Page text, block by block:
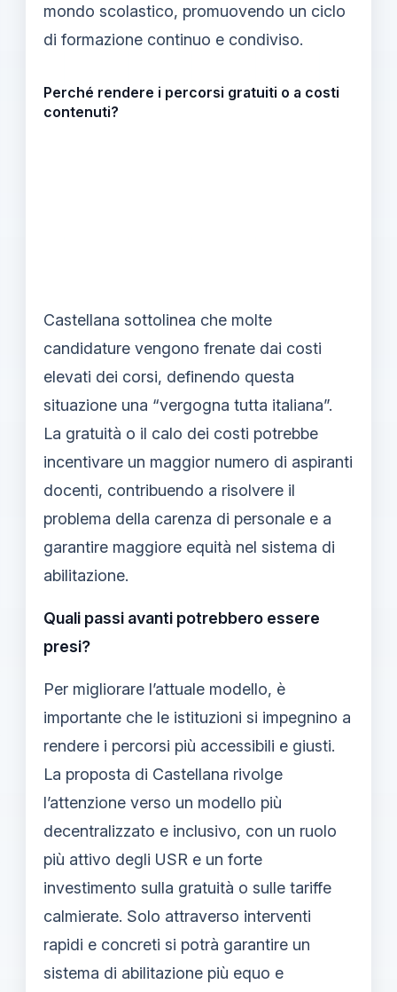
mondo scolastico, promuovendo un ciclo
di formazione continuo e condiviso.
Perché rendere i percorsi gratuiti o a costi
contenuti?
Castellana sottolinea che molte
candidature vengono frenate dai costi
elevati dei corsi, definendo questa
situazione una “vergogna tutta italiana”.
La gratuità o il calo dei costi potrebbe
incentivare un maggior numero di aspiranti
docenti, contribuendo a risolvere il
problema della carenza di personale e a
garantire maggiore equità nel sistema di
abilitazione.
Quali passi avanti potrebbero essere
presi?
Per migliorare l’attuale modello, è
importante che le istituzioni si impegnino a
rendere i percorsi più accessibili e giusti.
La proposta di Castellana rivolge
l’attenzione verso un modello più
decentralizzato e inclusivo, con un ruolo
più attivo degli USR e un forte
investimento sulla gratuità o sulle tariffe
calmierate. Solo attraverso interventi
rapidi e concreti si potrà garantire un
sistema di abilitazione più equo e